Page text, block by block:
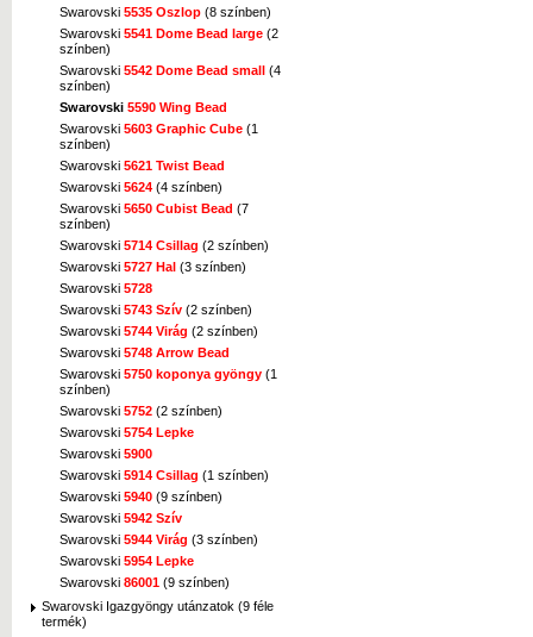
Swarovski 5535 Oszlop (8 színben)
Swarovski 5541 Dome Bead large (2
színben)
Swarovski 5542 Dome Bead small (4
színben)
Swarovski 5590 Wing Bead
Swarovski 5603 Graphic Cube (1
színben)
Swarovski 5621 Twist Bead
Swarovski 5624 (4 színben)
Swarovski 5650 Cubist Bead (7
színben)
Swarovski 5714 Csillag (2 színben)
Swarovski 5727 Hal (3 színben)
Swarovski 5728
Swarovski 5743 Szív (2 színben)
Swarovski 5744 Virág (2 színben)
Swarovski 5748 Arrow Bead
Swarovski 5750 koponya gyöngy (1
színben)
Swarovski 5752 (2 színben)
Swarovski 5754 Lepke
Swarovski 5900
Swarovski 5914 Csillag (1 színben)
Swarovski 5940 (9 színben)
Swarovski 5942 Szív
Swarovski 5944 Virág (3 színben)
Swarovski 5954 Lepke
Swarovski 86001 (9 színben)
Swarovski Igazgyöngy utánzatok (9 féle
termék)